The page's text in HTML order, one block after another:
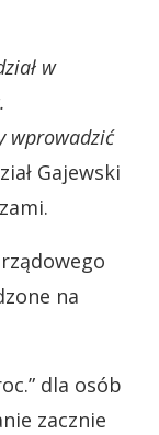
w
wprowadzić
Gajewski
na
dla osób
zacznie